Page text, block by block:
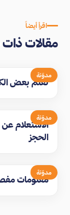
اقرأ أيضاً
مقالات
مدوّنة
تعلم بعض
مدوّنة
الاستعلام
الحجز
مدوّنة
معلومات